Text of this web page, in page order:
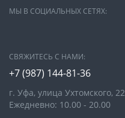
МЫ В СОЦИАЛЬНЫХ СЕТЯХ:
СВЯЖИТЕСЬ С НАМИ:
+7 (987) 144-81-36
г. Уфа, улица Ухтомского, 22
Ежедневно: 10.00 - 20.00